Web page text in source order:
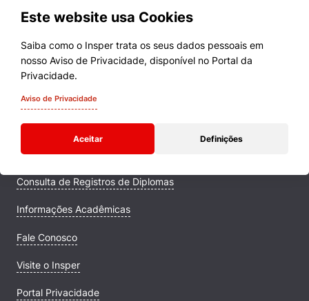
Tecnologia e Dados
Este website usa Cookies
Saiba como o Insper trata os seus dados pessoais em
nosso Aviso de Privacidade, disponível no Portal da
Privacidade.
Aviso de Privacidade
Aceitar Definições
Cookies estritamente necessários
Cookies de preferências de usuário
Cursos
Quem Somos
Comunidade Transforme
Campus
Consulta de Registros de Diplomas
Informações Acadêmicas
Fale Conosco
Visite o Insper
Portal Privacidade